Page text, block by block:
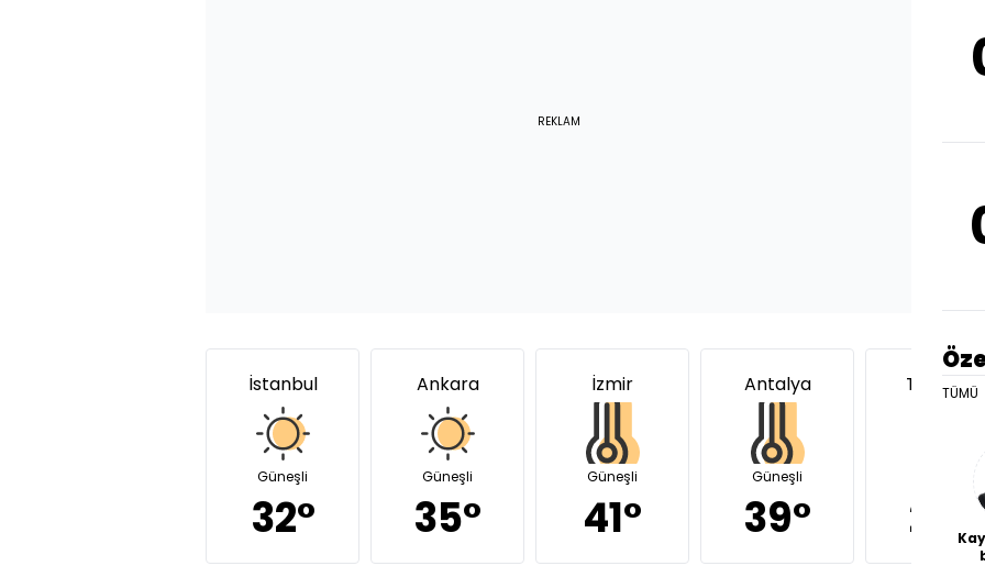
REKLAM
İstanbul
Güneşli
32°
Ankara
Güneşli
35°
İzmir
Güneşli
41°
Antalya
Güneşli
39°
Trabzon
29°
TÜMÜ